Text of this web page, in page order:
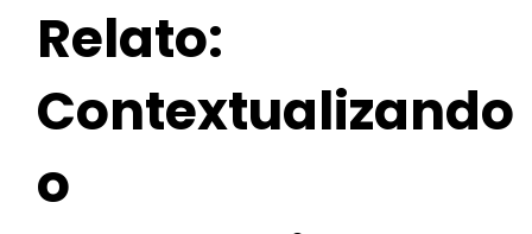
Relato:
Contextualizando
o